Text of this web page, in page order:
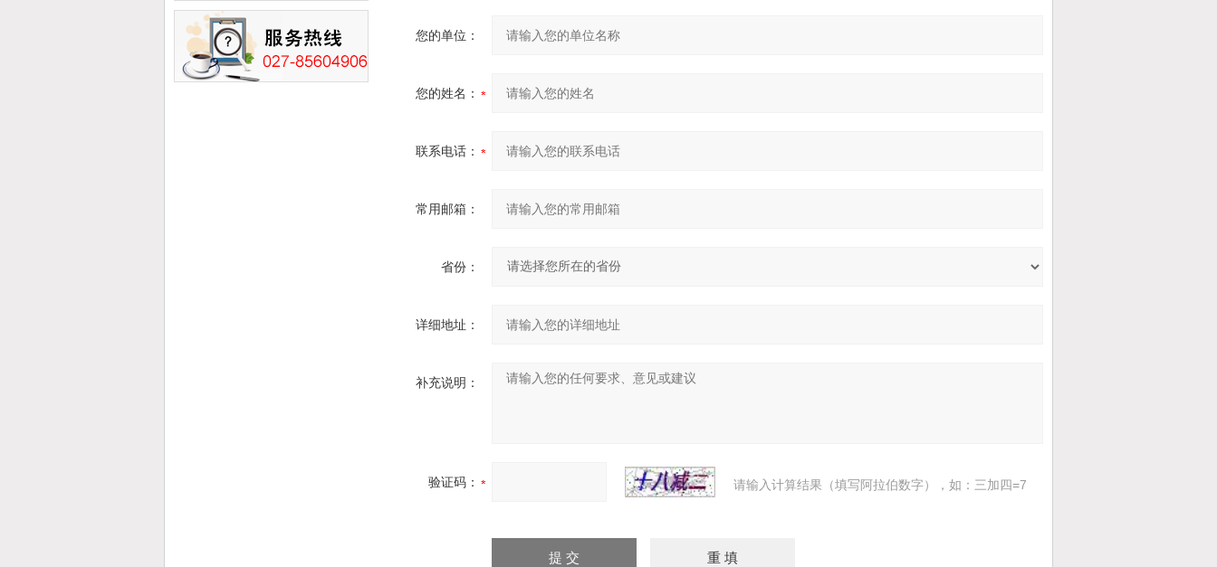
您的单位：
您的姓名：
联系电话：
常用邮箱：
省份：
详细地址：
补充说明：
验证码： 请输入计算结果（填写阿拉伯数字），如：三加四=7